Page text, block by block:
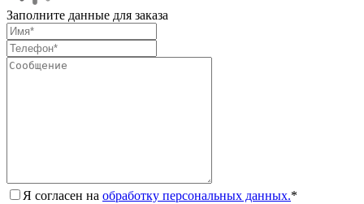
Заполните данные для заказа
Я согласен на обработку персональных данных.*